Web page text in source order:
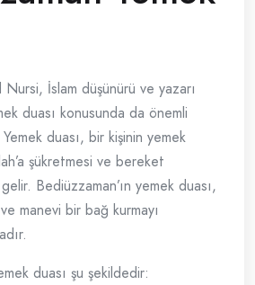
İslam düşünürü ve yazarı
duası konusunda da önemli
duası, bir kişinin yemek
şükretmesi ve bereket
Bediüzzaman’ın yemek duası,
manevi bir bağ kurmayı
duası şu şekildedir: